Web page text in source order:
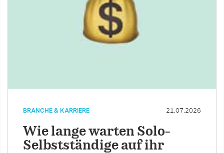
BRANCHE & KARRIERE 21.07.2026
Wie lange warten Solo-
Selbstständige auf ihr